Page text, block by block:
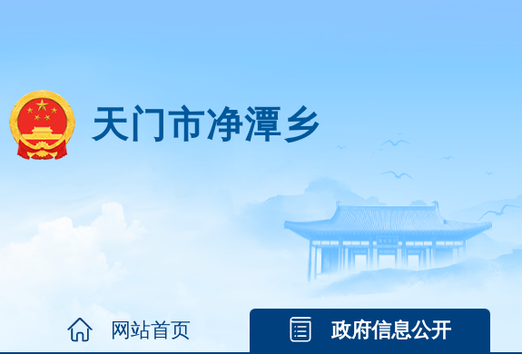
天门市净潭乡
网站首页 政府信息公开